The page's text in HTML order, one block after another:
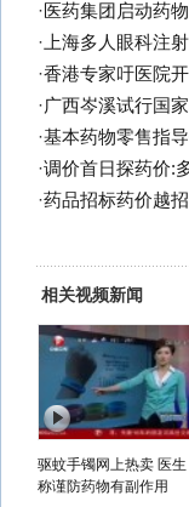
· 医药集团启动药
· 上海多人眼科注
·香港专家吁医院
·广西岑溪试行国
·基本药物零售指
·调价首日探药价:
·药品招标药价越
相关视频新闻
驱蚊手镯网上热卖 医生
称谨防药物有副作用